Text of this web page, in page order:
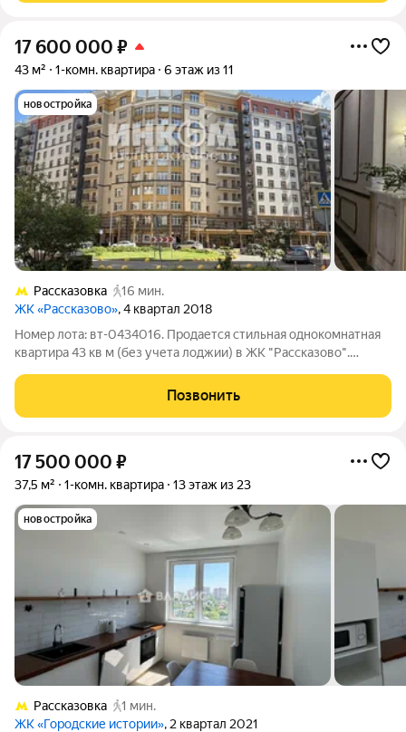
17 600 000 ₽
43 м² 1-комн. квартира 6 этаж из 11
новостройка
Рассказовка
16 мин.
ЖК «Рассказово», 4 квартал 2018
Номер лота: вт-0434016. Продается стильная однокомнатная
квартира 43 кв м (без учета лоджии) в ЖК "Рассказово".
функциональной планировкой, укомлектованная мебелью и
техникой, расположена на комфортном
Позвонить
17 500 000 ₽
37,5 м² 1-комн. квартира 13 этаж из 23
новостройка
Рассказовка
1 мин.
ЖК «Городские истории», 2 квартал 2021